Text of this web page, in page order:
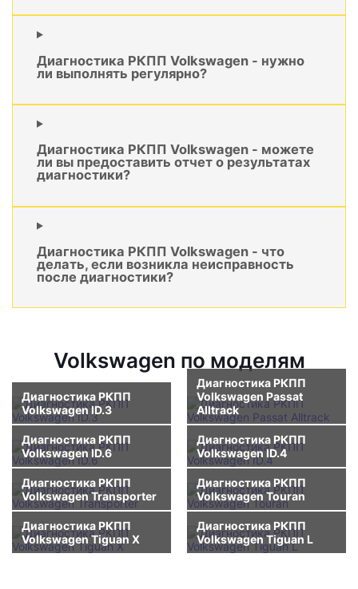
Диагностика РКПП Volkswagen - нужно
ли выполнять регулярно?
Диагностика РКПП Volkswagen - можете
ли вы предоставить отчет о результатах
диагностики?
Диагностика РКПП Volkswagen - что
делать, если возникла неисправность
после диагностики?
Volkswagen по моделям
Диагностика РКПП
Volkswagen ID.3
Диагностика РКПП
Volkswagen Passat
Alltrack
Диагностика РКПП
Volkswagen ID.6
Диагностика РКПП
Volkswagen ID.4
Диагностика РКПП
Volkswagen Transporter
Диагностика РКПП
Volkswagen Touran
Диагностика РКПП
Volkswagen Tiguan X
Диагностика РКПП
Volkswagen Tiguan L